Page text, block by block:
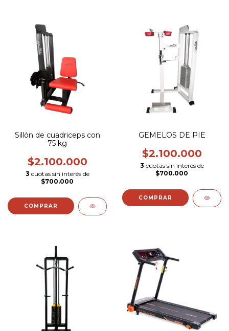
Sillón de cuadriceps con
75 kg
$2.100.000
3 cuotas sin interés de
$700.000
GEMELOS DE PIE
$2.100.000
3 cuotas sin interés de
$700.000